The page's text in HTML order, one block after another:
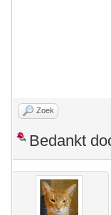
Zoek
Bedankt